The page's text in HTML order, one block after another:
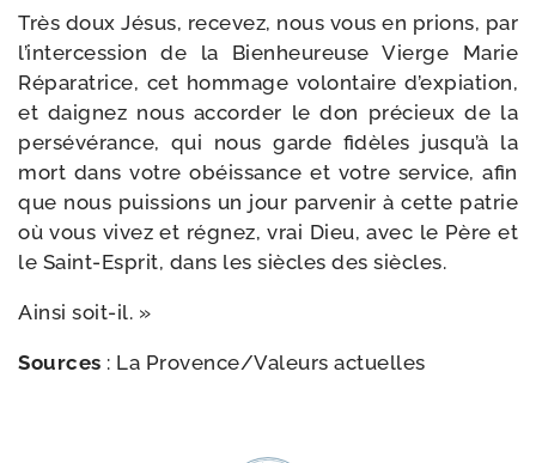
Très doux Jésus, rece­vez, nous vous en prions, par
l’in­ter­ces­sion de la Bienheureuse Vierge Marie
Réparatrice, cet hom­mage volon­taire d’ex­pia­tion,
et dai­gnez nous accor­der le don pré­cieux de la
per­sé­vé­rance, qui nous garde fidèles jus­qu’à la
mort dans votre obéis­sance et votre ser­vice, afin
que nous puis­sions un jour par­ve­nir à cette patrie
où vous vivez et régnez, vrai Dieu, avec le Père et
le Saint-​Esprit, dans les siècles des siècles.
Ainsi soit-​il. »
Sources : La Provence/​Valeurs actuelles